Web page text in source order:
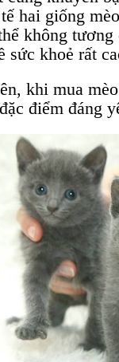
hai giống
không tương
sức khoẻ rất
khi mua
điểm đáng